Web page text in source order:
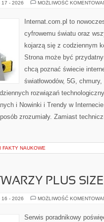
17 - 2026 MOŻLIWOŚĆ
Internat.com.pl to
cyfrowemu światu oraz
kojarzą się z codziennym
Strona może być
chcą poznać świecie
światłowodów, 5G,
rozwiązań
i Nowinki i Trendy w
zrozumiały. Zamiast
FAKTY NAUKOWE
PLUS SIZE
16 - 2026 MOŻLIWOŚĆ
Serwis poradnikowy